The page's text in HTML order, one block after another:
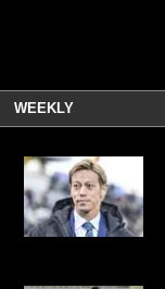
WEEKLY